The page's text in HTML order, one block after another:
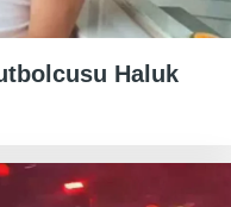
Haluk